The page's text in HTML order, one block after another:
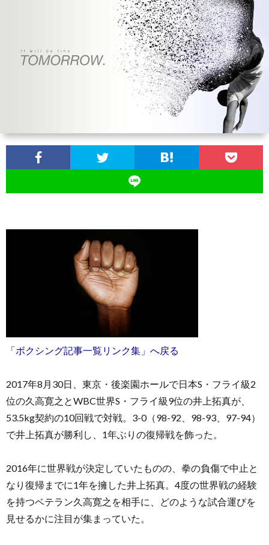
ッ
プ
グ
観
戦
ン
ガ・
ド
マ
ラ
リ
ー
ー
ム
せ
「ボクシング記事一覧リンク集」へ戻る
2017年8月30日、東京・後楽園ホールで日本S・フライ級2
位の久高寛之とWBC世界S・フライ級9位の井上拓真が、
53.5kg契約の10回戦で対戦。3-0（98-92、98-93、97-94）
で井上拓真が勝利し、1年ぶりの復帰戦を飾った。
2016年に世界戦が決定していたものの、拳の負傷で中止と
なり復帰までに1年を擁した井上拓真。4度の世界戦の経験
を持つベテラン久高寛之を相手に、どのような試合運びを
見せるかに注目が集まっていた。